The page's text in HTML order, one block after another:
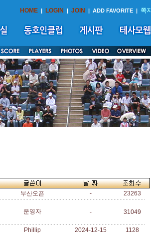
HOME | LOGIN | JOIN | ADD FAVORITE | 쪽지
부산오픈 - 23263
운영자 - 31049
Phillip 2024-12-15
1128